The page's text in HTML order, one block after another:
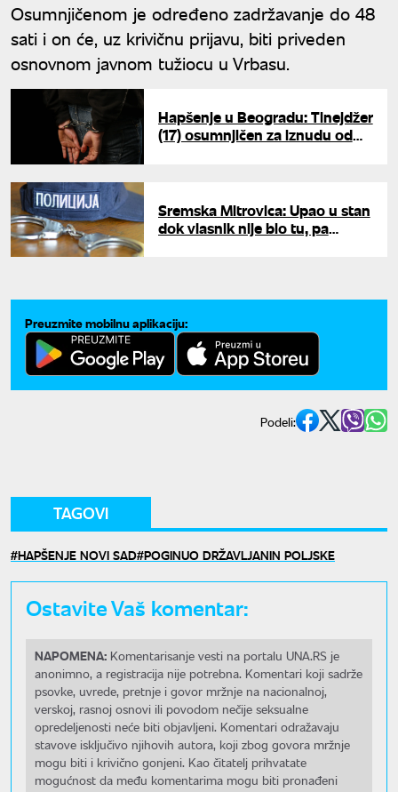
Osumnjičenom je određeno zadržavanje do 48
sati i on će, uz krivičnu prijavu, biti priveden
osnovnom javnom tužiocu u Vrbasu.
Hapšenje u Beogradu: Tinejdžer
(17) osumnjičen za iznudu od
Sremska Mitrovica: Upao u stan
dok vlasnik nije bio tu, pa
Preuzmite mobilnu aplikaciju:
Podeli:
TAGOVI
HAPŠENJE NOVI SAD POGINUO DRŽAVLJANIN POLJSKE
Ostavite Vaš komentar:
NAPOMENA: Komentarisanje vesti na portalu UNA.RS je
anonimno, a registracija nije potrebna. Komentari koji sadrže
psovke, uvrede, pretnje i govor mržnje na nacionalnoj,
verskoj, rasnoj osnovi ili povodom nečije seksualne
opredeljenosti neće biti objavljeni. Komentari odražavaju
stavove isključivo njihovih autora, koji zbog govora mržnje
mogu biti i krivično gonjeni. Kao čitatelj prihvatate
mogućnost da među komentarima mogu biti pronađeni